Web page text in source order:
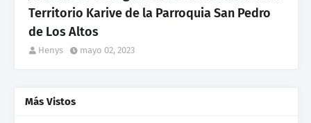
Territorio Karive de la Parroquia San Pedro
de Los Altos
Henys mayo 02, 2023
Más Vistos